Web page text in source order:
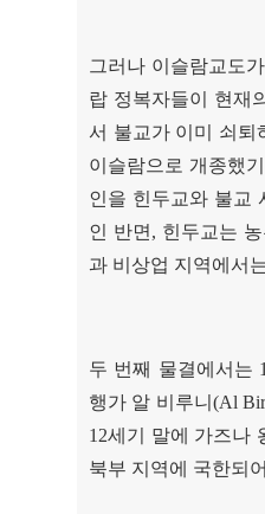
그러나 이슬람교도
랍 정복자들이 현재
서 불교가 이미 쇠퇴
이슬람으로 개종했
인을 힌두교와 불교
인 반면 , 힌두교는
과 비상업 지역에서
두 번째 물결에서는
행가 알 비루니 (Al
12세기 말에 가즈나
북부 지역에 국한되